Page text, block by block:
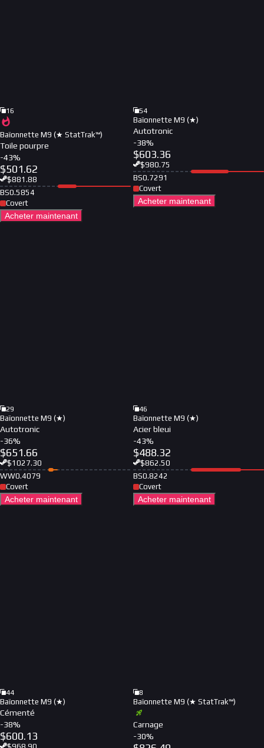
16
Baïonnette M9 (★ StatTrak™)
Toile pourpre
-43%
$501.62
$881.88
BS0.5854
Covert
Acheter maintenant
54
Baïonnette M9 (★)
Autotronic
-38%
$603.36
$980.75
BS0.7291
Covert
Acheter maintenant
29
Baïonnette M9 (★)
Autotronic
-36%
$651.66
$1027.30
WW0.4079
Covert
Acheter maintenant
46
Baïonnette M9 (★)
Acier bleui
-43%
$488.32
$862.50
BS0.8242
Covert
Acheter maintenant
44
Baïonnette M9 (★)
Cémenté
-38%
$600.13
8
Baïonnette M9 (★ StatTrak™)
Carnage
-30%